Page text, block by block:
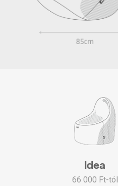
Idea
66 000 Ft-tól